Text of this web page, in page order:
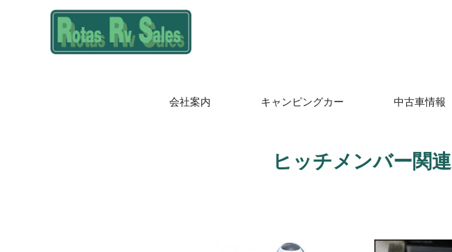
会社案内 キャンピングカー 中古車情報
ヒッチメンバー関連